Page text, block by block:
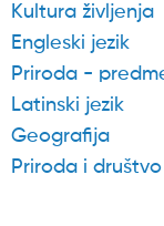
Kultura življenja
Engleski jezik
Priroda -
Latinski jezik
Geografija
Priroda i društvo